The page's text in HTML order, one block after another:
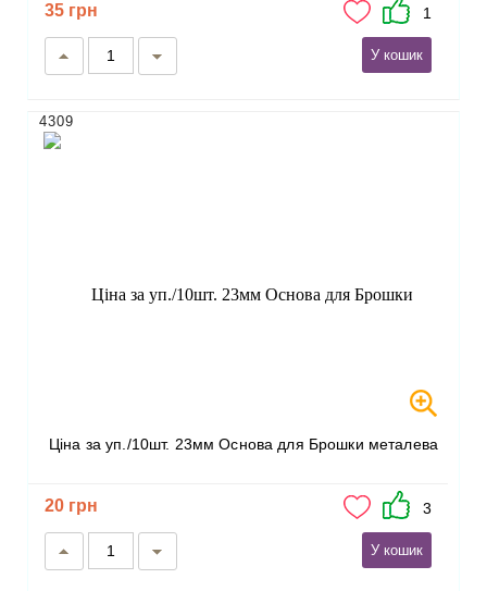
35 грн 1
У кошик
Ціна за уп./10шт. 23мм Основа для Брошки металева
4309
20 грн 3
У кошик